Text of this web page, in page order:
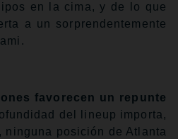
en la cima, y de lo que
a un sorprendentemente
favorecen un repunte
del lineup importa,
ninguna posición de Atlanta